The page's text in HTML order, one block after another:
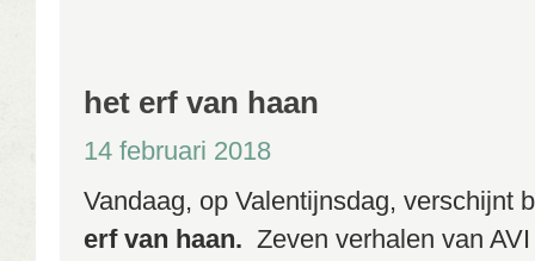
het erf van haan
14 februari 2018
Vandaag, op Valentijnsdag, verschijnt
erf van haan. Zeven verhalen van